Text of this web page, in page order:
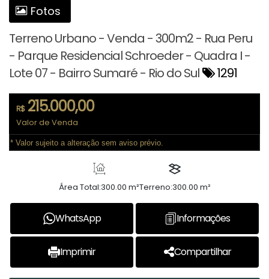
Fotos
Terreno Urbano - Venda - 300m2 - Rua Peru
- Parque Residencial Schroeder - Quadra I -
Lote 07 - Bairro Sumaré - Rio do Sul
1291
R$215.000,00
Valor de Venda
* Valor sujeito a alteração sem aviso prévio.
Área Total:300.00 m²Terreno:300.00 m²
WhatsApp Informações
Imprimir Compartilhar